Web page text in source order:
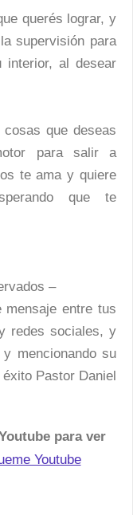
querés lograr, y
supervisión para
interior, al desear
que deseas
para salir a
te ama y quiere
que te
–
mensaje entre tus
redes sociales, y
mencionando su
Pastor Daniel
para ver